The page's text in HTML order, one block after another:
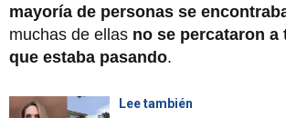
mayoría de personas se
muchas de ellas no se percataron a
que estaba pasando.
Lee también